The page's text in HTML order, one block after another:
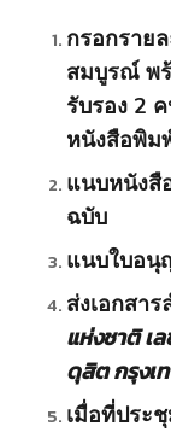
กรอกราย
สมบูรณ์ พ
รับรอง 2
หนังสือพิม
แนบหนังสื
ฉบับ
แนบใบอนุ
ส่งเอกสา
แห่งชาติ เ
ดุสิต กรุงเ
เมื่อที่ประ